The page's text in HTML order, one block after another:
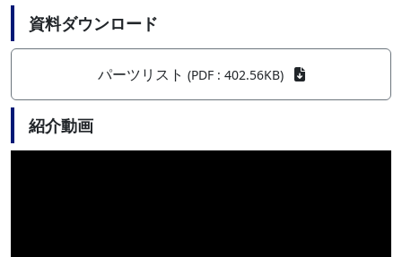
資料ダウンロード
パーツリスト (PDF : 402.56KB)
紹介動画